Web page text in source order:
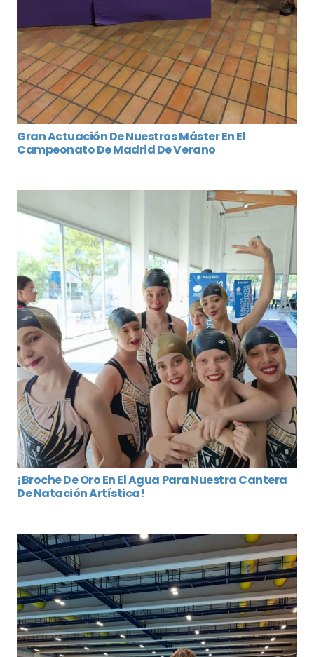
Gran Actuación De Nuestros Máster En El
Campeonato De Madrid De Verano
¡Broche De Oro En El Agua Para Nuestra Cantera
De Natación Artística!